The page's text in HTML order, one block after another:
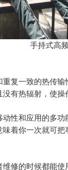
手持式高
复一致的热传输
热辐射，使操
和应用的多功
你一次就可把
的时候都能使